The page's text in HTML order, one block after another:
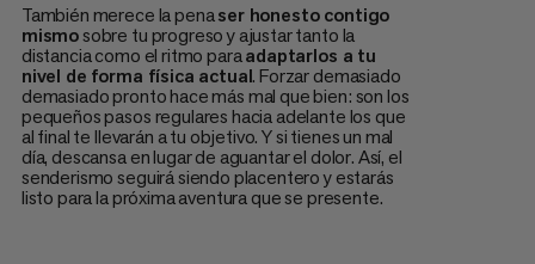
También merece la penaser honesto contigo
mismosobre tu progreso y ajustar tanto la
distancia como el ritmo paraadaptarlos a tu
nivel de forma física actual. Forzar demasiado
demasiado pronto hace más mal que bien: son los
pequeños pasos regulares hacia adelante los que
al final te llevarán a tu objetivo. Y si tienes un mal
día, descansa en lugar de aguantar el dolor. Así, el
senderismo seguirá siendo placentero y estarás
listo para la próxima aventura que se presente.